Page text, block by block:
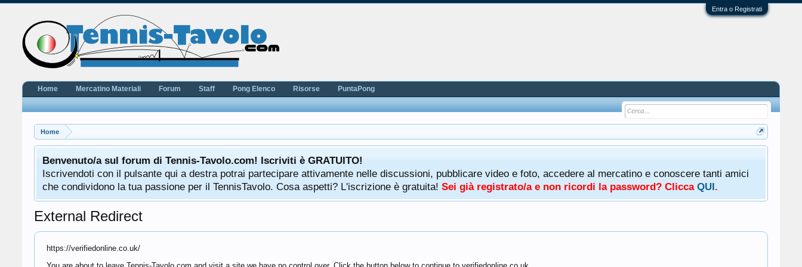
Entra o Registrati
Home
Benvenuto/a sul forum di Tennis-Tavolo.com! Iscriviti è GRATUITO!
Iscrivendoti con il pulsante qui a destra potrai partecipare attivamente nelle discussioni, pubblicare video e foto, accedere al mercatino e conoscere tanti amici
che condividono la tua passione per il TennisTavolo. Cosa aspetti? L'iscrizione è gratuita! Sei già registrato/a e non ricordi la password? Clicca QUI.
External Redirect
https://verifiedonline.co.uk/
Home Mercatino Materiali Forum Staff Pong Elenco Risorse PuntaPong